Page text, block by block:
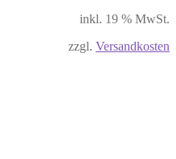
inkl. 19 % MwSt.
zzgl. Versandkosten